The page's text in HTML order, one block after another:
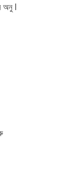
অনু l